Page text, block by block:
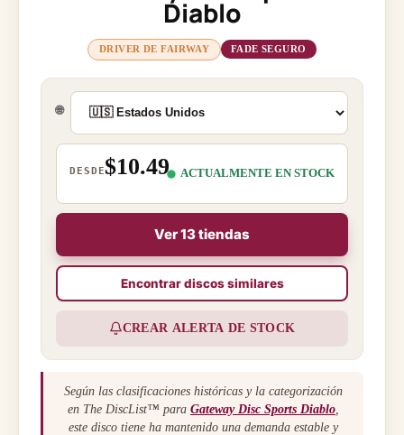
Diablo
DRIVER DE FAIRWAY FADE SEGURO
🌐
DESDE$10.49 ACTUALMENTE EN STOCK
Ver 13 tiendas
Encontrar discos similares
CREAR ALERTA DE STOCK
Según las clasificaciones históricas y la categorización
en The DiscList™ para Gateway Disc Sports Diablo
este disco tiene ha mantenido una demanda estable y